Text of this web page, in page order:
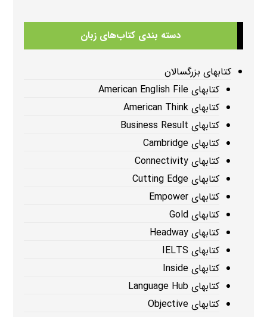
دسته بندی کتاب‌های زبان
کتابهای بزرگسالان
کتابهای American English File
کتابهای American Think
کتابهای Business Result
کتابهای Cambridge
کتابهای Connectivity
کتابهای Cutting Edge
کتابهای Empower
کتابهای Gold
کتابهای Headway
کتابهای IELTS
کتابهای Inside
کتابهای Language Hub
کتابهای Objective